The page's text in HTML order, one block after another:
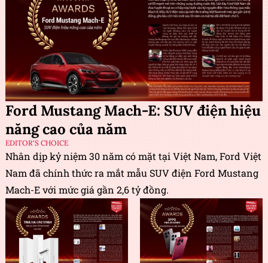
Ford Mustang Mach-E: SUV điện hiệu
năng cao của năm
EDITOR'S CHOICE
Nhân dịp kỷ niệm 30 năm có mặt tại Việt Nam, Ford Việt
Nam đã chính thức ra mắt mẫu SUV điện Ford Mustang
Mach-E với mức giá gần 2,6 tỷ đồng.